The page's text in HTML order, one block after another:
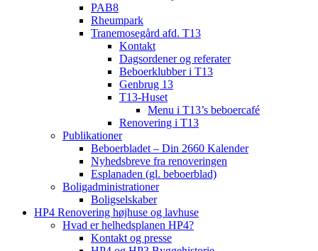
PAB8
Rheumpark
Tranemosegård afd. T13
Kontakt
Dagsordener og referater
Beboerklubber i T13
Genbrug 13
T13-Huset
Menu i T13’s beboercafé
Renovering i T13
Publikationer
Beboerbladet – Din 2660 Kalender
Nyhedsbreve fra renoveringen
Esplanaden (gl. beboerblad)
Boligadministrationer
Boligselskaber
HP4 Renovering højhuse og lavhuse
Hvad er helhedsplanen HP4?
Kontakt og presse